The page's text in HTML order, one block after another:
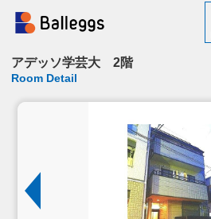
アデッソ学芸大 2階
Room Detail